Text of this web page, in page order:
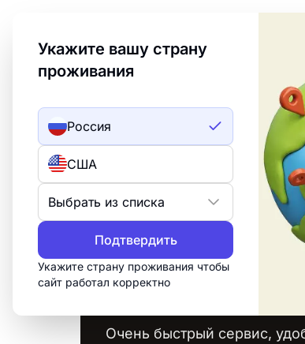
Укажите вашу страну
проживания
Россия
США
Выбрать из списка
Подтвердить
Укажите страну проживания чтобы
сайт работал корректно
Welcome to Turbologo! This page is
Очень быстрый сервис,